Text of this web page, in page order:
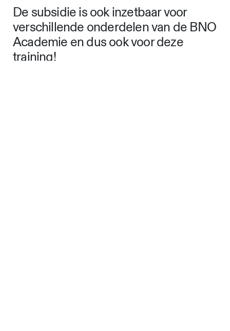
De subsidie is ook inzetbaar voor
verschillende onderdelen van de BNO
Academie en dus ook voor deze
training!